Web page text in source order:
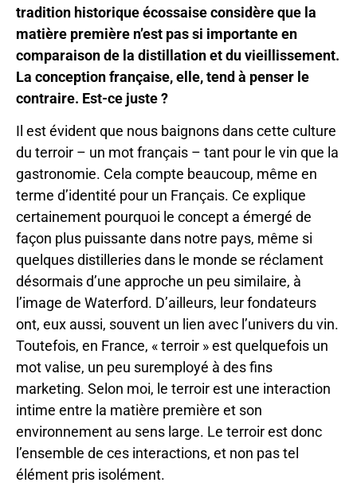
tradition historique écossaise considère que la
matière première n’est pas si importante en
comparaison de la distillation et du vieillissement.
La conception française, elle, tend à penser le
contraire. Est-ce juste ?
Il est évident que nous baignons dans cette culture
du terroir – un mot français – tant pour le vin que la
gastronomie. Cela compte beaucoup, même en
terme d’identité pour un Français. Ce explique
certainement pourquoi le concept a émergé de
façon plus puissante dans notre pays, même si
quelques distilleries dans le monde se réclament
désormais d’une approche un peu similaire, à
l’image de Waterford. D’ailleurs, leur fondateurs
ont, eux aussi, souvent un lien avec l’univers du vin.
Toutefois, en France, « terroir » est quelquefois un
mot valise, un peu suremployé à des fins
marketing. Selon moi, le terroir est une interaction
intime entre la matière première et son
environnement au sens large. Le terroir est donc
l’ensemble de ces interactions, et non pas tel
élément pris isolément.